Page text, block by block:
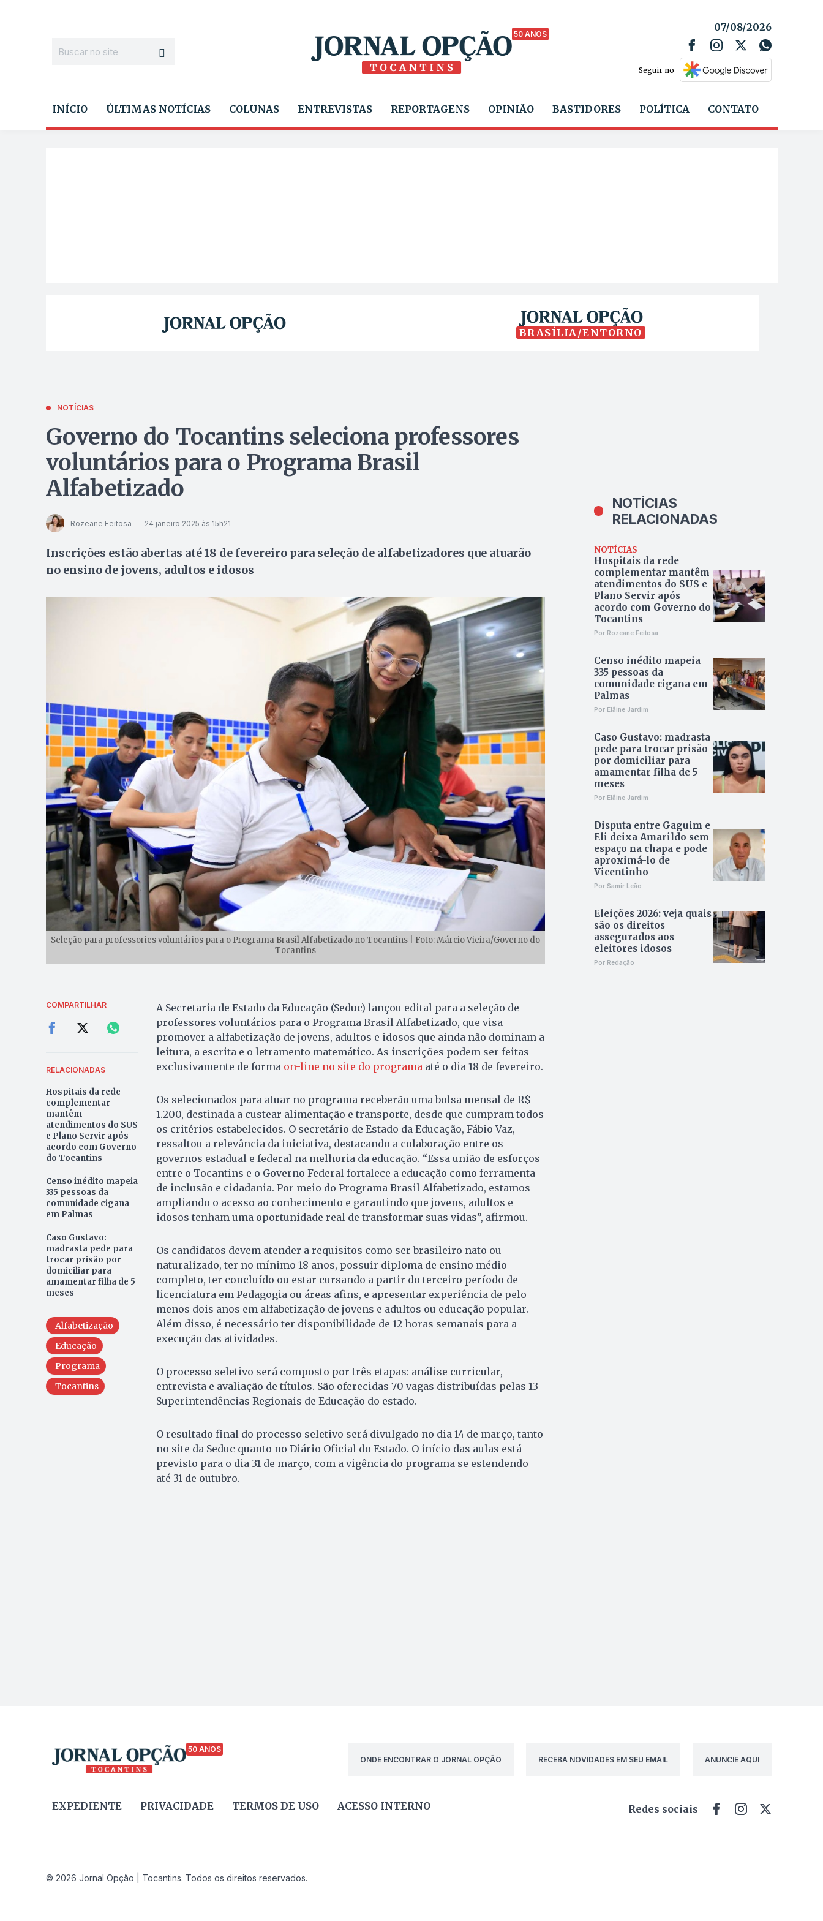
50 ANOS
07/08/2026
Seguir no
INÍCIO ÚLTIMAS NOTÍCIAS COLUNAS ENTREVISTAS REPORTAGENS OPINIÃO BASTIDORES POLÍTICA CONTATO
BRASÍLIA/ENTORNO
NOTÍCIAS
Governo do Tocantins seleciona professores
voluntários para o Programa Brasil
Alfabetizado
Rozeane Feitosa 24 janeiro 2025 às 15h21
Inscrições estão abertas até 18 de fevereiro para seleção de alfabetizadores que atuarão
no ensino de jovens, adultos e idosos
Seleção para professories voluntários para o Programa Brasil Alfabetizado no Tocantins | Foto: Márcio Vieira/Governo do
Tocantins
COMPARTILHAR
RELACIONADAS
Hospitais da rede
complementar
mantêm
atendimentos do SUS
e Plano Servir após
acordo com Governo
do Tocantins
Censo inédito mapeia
335 pessoas da
comunidade cigana
em Palmas
Caso Gustavo:
madrasta pede para
trocar prisão por
domiciliar para
amamentar filha de 5
meses
Alfabetização
Educação
Programa
Tocantins
A Secretaria de Estado da Educação (Seduc) lançou edital para a seleção de
professores voluntários para o Programa Brasil Alfabetizado, que visa
promover a alfabetização de jovens, adultos e idosos que ainda não dominam a
leitura, a escrita e o letramento matemático. As inscrições podem ser feitas
exclusivamente de forma on-line no site do programaaté o dia 18 de fevereiro.
Os selecionados para atuar no programa receberão uma bolsa mensal de R$
1.200, destinada a custear alimentação e transporte, desde que cumpram todos
os critérios estabelecidos. O secretário de Estado da Educação, Fábio Vaz,
ressaltou a relevância da iniciativa, destacando a colaboração entre os
governos estadual e federal na melhoria da educação. “Essa união de esforços
entre o Tocantins e o Governo Federal fortalece a educação como ferramenta
de inclusão e cidadania. Por meio do Programa Brasil Alfabetizado, estamos
ampliando o acesso ao conhecimento e garantindo que jovens, adultos e
idosos tenham uma oportunidade real de transformar suas vidas”, afirmou.
Os candidatos devem atender a requisitos como ser brasileiro nato ou
naturalizado, ter no mínimo 18 anos, possuir diploma de ensino médio
completo, ter concluído ou estar cursando a partir do terceiro período de
licenciatura em Pedagogia ou áreas afins, e apresentar experiência de pelo
menos dois anos em alfabetização de jovens e adultos ou educação popular.
Além disso, é necessário ter disponibilidade de 12 horas semanais para a
execução das atividades.
O processo seletivo será composto por três etapas: análise curricular,
entrevista e avaliação de títulos. São oferecidas 70 vagas distribuídas pelas 13
Superintendências Regionais de Educação do estado.
O resultado final do processo seletivo será divulgado no dia 14 de março, tanto
no site da Seduc quanto no Diário Oficial do Estado. O início das aulas está
previsto para o dia 31 de março, com a vigência do programa se estendendo
até 31 de outubro.
NOTÍCIAS
RELACIONADAS
NOTÍCIAS
Hospitais da rede
complementar mantêm
atendimentos do SUS e
Plano Servir após
acordo com Governo do
Tocantins
Por Rozeane Feitosa
Censo inédito mapeia
335 pessoas da
comunidade cigana em
Palmas
Por Elâine Jardim
Caso Gustavo: madrasta
pede para trocar prisão
por domiciliar para
amamentar filha de 5
meses
Por Elâine Jardim
Disputa entre Gaguim e
Eli deixa Amarildo sem
espaço na chapa e pode
aproximá-lo de
Vicentinho
Por Samir Leão
Eleições 2026: veja quais
são os direitos
assegurados aos
eleitores idosos
Por Redação
50 ANOS
ONDE ENCONTRAR O JORNAL OPÇÃO
RECEBA NOVIDADES EM SEU EMAIL ANUNCIE AQUI
EXPEDIENTE PRIVACIDADE TERMOS DE USO ACESSO INTERNO Redes sociais
© 2026 Jornal Opção | Tocantins. Todos os direitos reservados.